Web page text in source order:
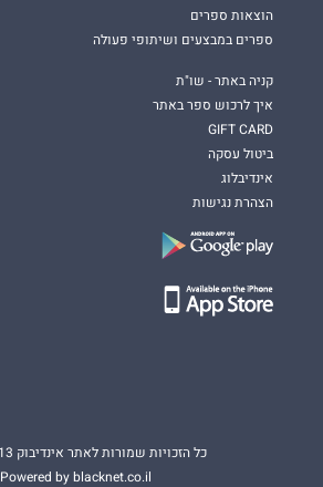
הוצאות ספרים
ספרים במבצעים ושיתופי פעולה
קניה באתר - שו"ת
איך לרכוש ספר באתר
GIFT CARD
ביטול עסקה
אינדיבלוג
הצהרת נגישות
כל הזכויות שמורות לאתר אינדיבוק 2013- 2026
Powered by blacknet.co.il